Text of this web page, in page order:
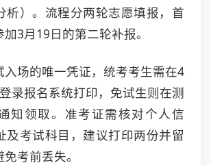
析）。流程分两轮志愿填报，首
3月19日的第二轮补报。
入场的唯一凭证，统考考生需在4
录报名系统打印，免试生则在测
知领取。准考证需核对个人信
及考试科目，建议打印两份并留
考前丢失。